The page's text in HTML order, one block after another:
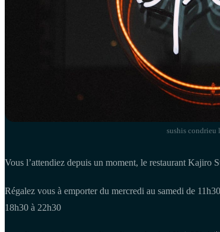
sushis condrieu
Vous l’attendiez depuis un moment, le restaurant Kajiro
Régalez vous à emporter du mercredi au samedi de
18h30 à 22h30